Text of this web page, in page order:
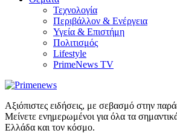
Τεχνολογία
Περιβάλλον & Ενέργεια
Υγεία & Επιστήμη
Πολιτισμός
Lifestyle
PrimeNews TV
Αξιόπιστες ειδήσεις, με σεβασμό στην
Μείνετε ενημερωμένοι για όλα τα
Ελλάδα και τον κόσμο.